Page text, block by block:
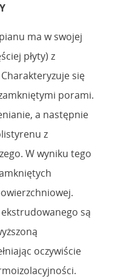
ma w swojej
płyty) z
się
porami.
a następnie
z
W wyniku tego
są
oczywiście